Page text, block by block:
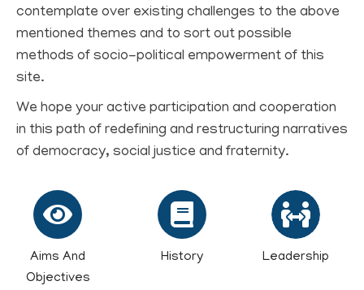
contemplate over existing challenges to the above
mentioned themes and to sort out possible
methods of socio-political empowerment of this
site.
We hope your active participation and cooperation
in this path of redefining and restructuring narratives
of democracy, social justice and fraternity.
Aims And
Objectives
History Leadership